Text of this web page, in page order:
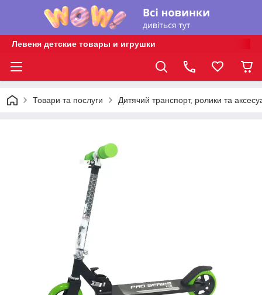
Левеня детские товары и игрушки
Товари та послуги Дитячий транспорт, ролики та